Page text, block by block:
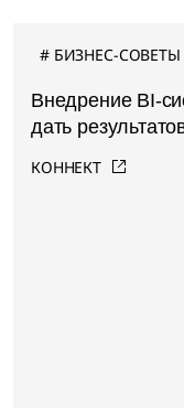
БИЗНЕС-СОВЕТЫ
Внедрение BI-
дать
КОННЕКТ